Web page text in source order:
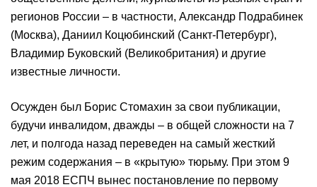
регионов России – в частности, Александр Подрабинек
(Москва), Даниил Коцюбинский (Санкт-Петербург),
Владимир Буковский (Великобритания) и другие
известные личности.
Осужден был Борис Стомахин за свои публикации,
будучи инвалидом, дважды – в общей сложности на 7
лет, и полгода назад переведен на самый жесткий
режим содержания – в «крытую» тюрьму. При этом 9
мая 2018 ЕСПЧ вынес постановление по первому